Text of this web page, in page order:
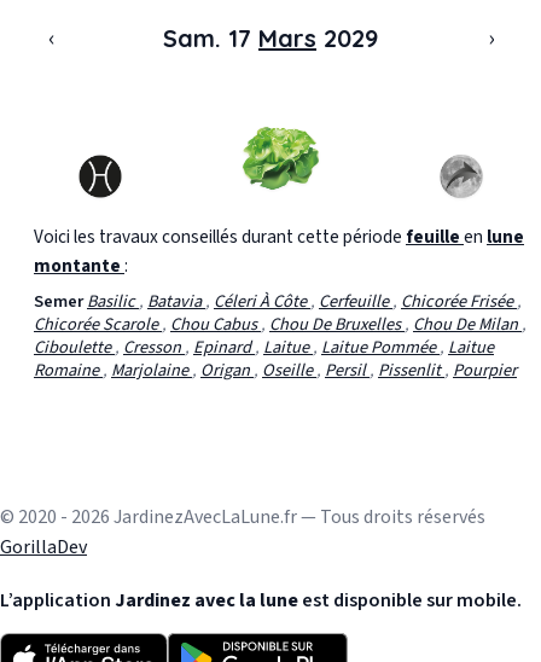
‹ Sam. 17 Mars 2029 ›
Voici les travaux conseillés durant cette période feuilleen lune
montante:
SemerBasilic, Batavia, Céleri À Côte, Cerfeuille, Chicorée Frisée,
Chicorée Scarole, Chou Cabus, Chou De Bruxelles, Chou De Milan,
Ciboulette, Cresson, Epinard, Laitue, Laitue Pommée, Laitue
Romaine, Marjolaine, Origan, Oseille, Persil, Pissenlit, Pourpier
© 2020 - 2026 JardinezAvecLaLune.fr — Tous droits réservés
GorillaDev
L’application Jardinez avec la luneest disponible sur mobile.